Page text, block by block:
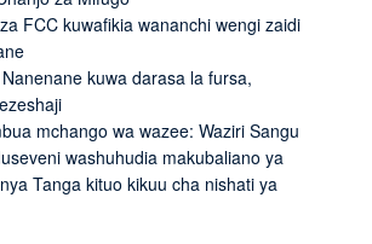
FCC kuwafikia wananchi wengi zaidi
kuwa darasa la fursa,
mchango wa wazee: Waziri Sangu
washuhudia makubaliano ya
Tanga kituo kikuu cha nishati ya